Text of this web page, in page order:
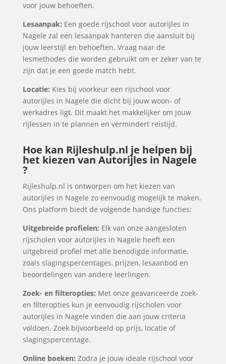
voor jouw behoeften.
Lesaanpak: Een goede rijschool voor autorijles in
Nagele zal een lesaanpak hanteren die aansluit bij
jouw leerstijl en behoeften. Vraag naar de
lesmethodes die worden gebruikt om er zeker van te
zijn dat je een goede match hebt.
Locatie: Kies bij voorkeur een rijschool voor
autorijles in Nagele die dicht bij jouw woon- of
werkadres ligt. Dit maakt het makkelijker om jouw
rijlessen in te plannen en vermindert reistijd.
Hoe kan Rijleshulp.nl je helpen bij
het kiezen van Autorijles in Nagele
?
Rijleshulp.nl is ontworpen om het kiezen van
autorijles in Nagele zo eenvoudig mogelijk te maken.
Ons platform biedt de volgende handige functies:
Uitgebreide profielen: Elk van onze aangesloten
rijscholen voor autorijles in Nagele heeft een
uitgebreid profiel met alle benodigde informatie,
zoals slagingspercentages, prijzen, lesaanbod en
beoordelingen van andere leerlingen.
Zoek- en filteropties: Met onze geavanceerde zoek-
en filteropties kun je eenvoudig rijscholen voor
autorijles in Nagele vinden die aan jouw criteria
voldoen. Zoek bijvoorbeeld op prijs, locatie of
slagingspercentage.
Online boeken: Zodra je jouw ideale rijschool voor